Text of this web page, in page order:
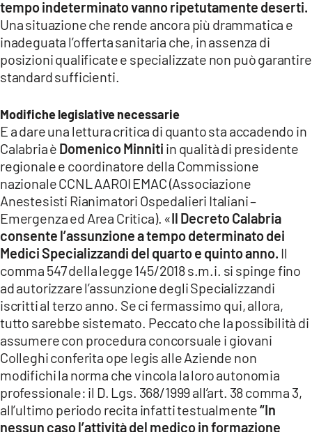
tempo indeterminato vanno ripetutamente deserti.
Una situazione che rende ancora più drammatica e
inadeguata l’offerta sanitaria che, in assenza di
posizioni qualificate e specializzate non può garantire
standard sufficienti.
Modifiche legislative necessarie
E a dare una lettura critica di quanto sta accadendo in
Calabria è Domenico Minniti in qualità di presidente
regionale e coordinatore della Commissione
nazionale CCNL AAROI EMAC (Associazione
Anestesisti Rianimatori Ospedalieri Italiani –
Emergenza ed Area Critica). «Il Decreto Calabria
consente l’assunzione a tempo determinato dei
Medici Specializzandi del quarto e quinto anno. Il
comma 547 della legge 145/2018 s.m.i. si spinge fino
ad autorizzare l’assunzione degli Specializzandi
iscritti al terzo anno. Se ci fermassimo qui, allora,
tutto sarebbe sistemato. Peccato che la possibilità di
assumere con procedura concorsuale i giovani
Colleghi conferita ope legis alle Aziende non
modifichi la norma che vincola la loro autonomia
professionale: il D. Lgs. 368/1999 all’art. 38 comma 3,
all’ultimo periodo recita infatti testualmente“In
nessun caso l’attività del medico in formazione